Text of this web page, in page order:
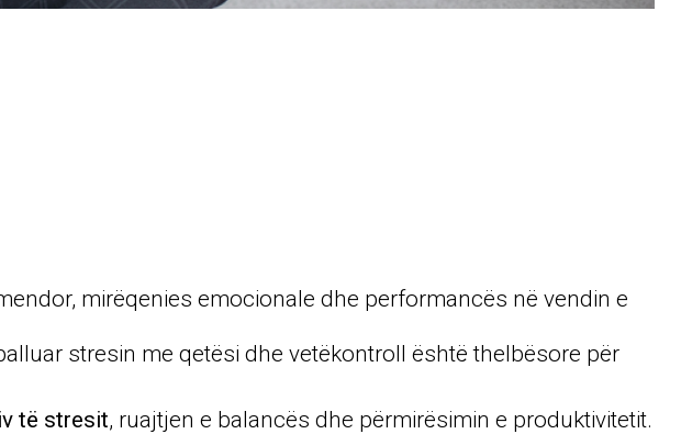
mirëqenies emocionale dhe performancës në vendin e
stresin me qetësi dhe vetëkontroll është thelbësore për
të stresit, ruajtjen e balancës dhe përmirësimin e produktivitetit.